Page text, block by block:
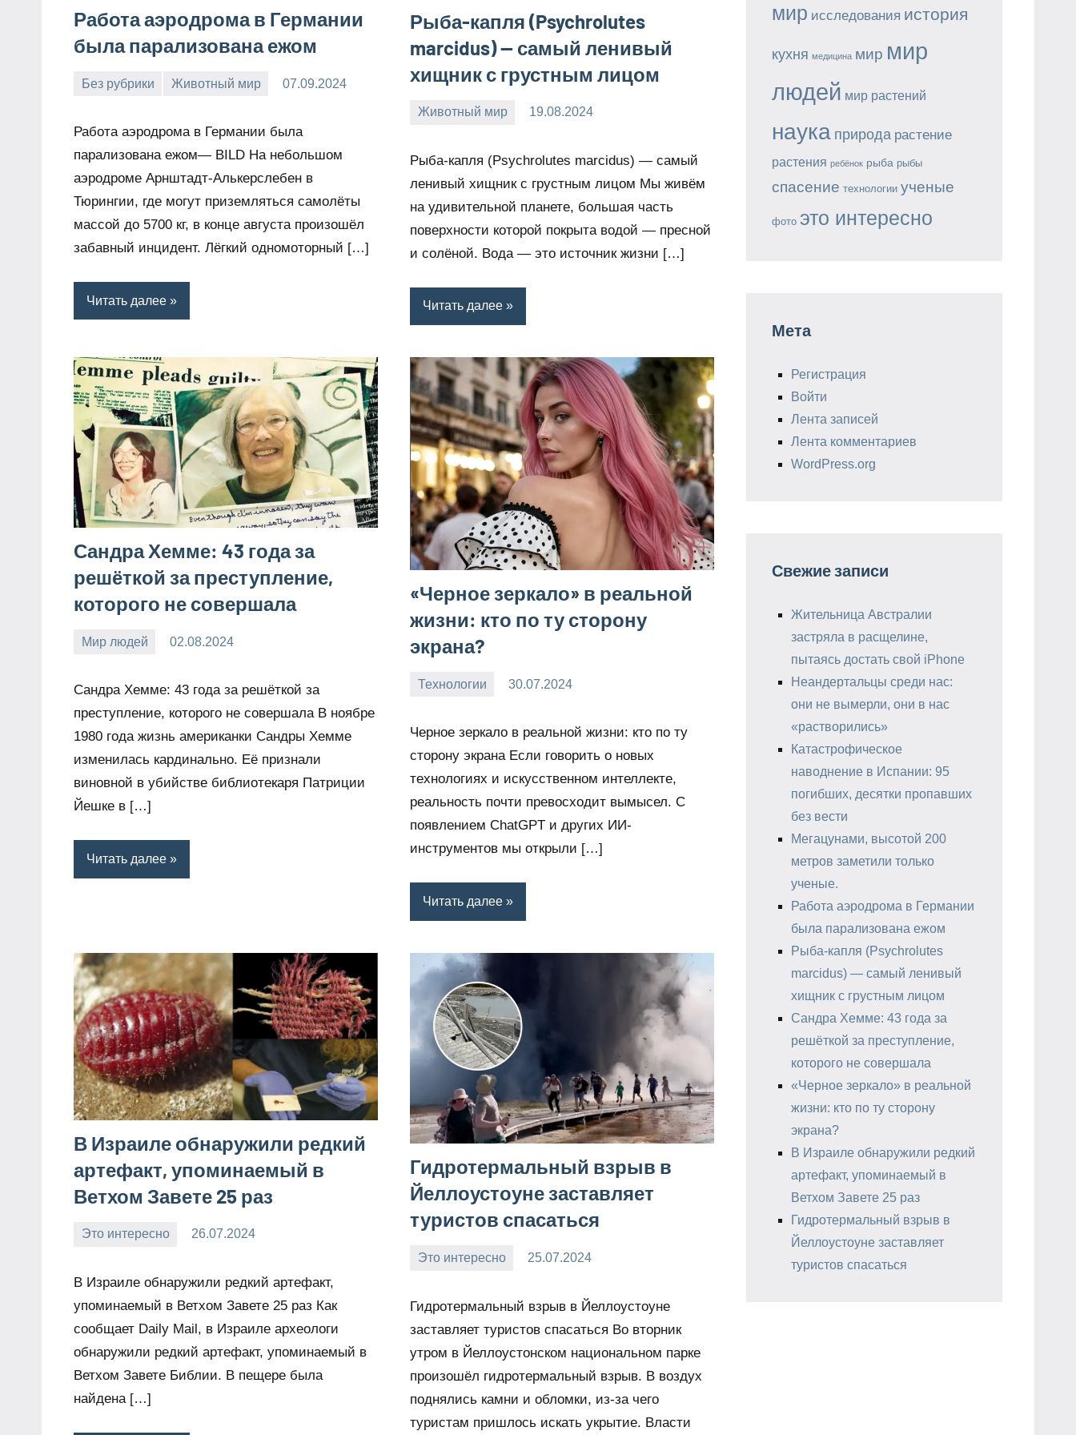
Работа аэродрома в Германии
была парализована ежом
Без рубрики Животный мир
07.09.2024
Snow_owl
Работа аэродрома в Германии была
парализована ежом— BILD На небольшом
аэродроме Арнштадт-Алькерслебен в
Тюрингии, где могут приземляться самолёты
массой до 5700 кг, в конце августа произошёл
забавный инцидент. Лёгкий одномоторный […]
Читать далее
Рыба-капля (Psychrolutes
marcidus) — самый ленивый
хищник с грустным лицом
Животный мир
19.08.2024
Рыба-капля (Psychrolutes marcidus) — самый
ленивый хищник с грустным лицом Мы живём
на удивительной планете, большая часть
поверхности которой покрыта водой — пресной
и солёной. Вода — это источник жизни […]
Читать далее
Сандра Хемме: 43 года за
решёткой за преступление,
которого не совершала
Мир людей
02.08.2024
Snow_owl
Сандра Хемме: 43 года за решёткой за
преступление, которого не совершала В ноябре
1980 года жизнь американки Сандры Хемме
изменилась кардинально. Её признали
виновной в убийстве библиотекаря Патриции
Йешке в […]
Читать далее
«Черное зеркало» в реальной
жизни: кто по ту сторону
экрана?
Технологии
30.07.2024
Черное зеркало в реальной жизни: кто по ту
сторону экрана Если говорить о новых
технологиях и искусственном интеллекте,
реальность почти превосходит вымысел. С
появлением ChatGPT и других ИИ-
инструментов мы открыли […]
Читать далее
В Израиле обнаружили редкий
артефакт, упоминаемый в
Ветхом Завете 25 раз
Это интересно
26.07.2024
В Израиле обнаружили редкий артефакт,
упоминаемый в Ветхом Завете 25 раз Как
сообщает Daily Mail, в Израиле археологи
обнаружили редкий артефакт, упоминаемый в
Ветхом Завете Библии. В пещере была
найдена […]
Гидротермальный взрыв в
Йеллоустоуне заставляет
туристов спасаться
Это интересно
25.07.2024
Гидротермальный взрыв в Йеллоустоуне
заставляет туристов спасаться Во вторник
утром в Йеллоустонском национальном парке
произошёл гидротермальный взрыв. В воздух
поднялись камни и обломки, из-за чего
туристам пришлось искать укрытие. Власти
мир исследования история
кухня медицина мир мир
людей мир растений
наука природа растение
растения ребёнок рыба рыбы
спасение технологии ученые
фото это интересно
Мета
Регистрация
Войти
Лента записей
Лента комментариев
WordPress.org
Свежие записи
Жительница Австралии
застряла в расщелине,
пытаясь достать свой iPhone
Неандертальцы среди нас:
они не вымерли, они в нас
«растворились»
Катастрофическое
наводнение в Испании: 95
погибших, десятки пропавших
без вести
Мегацунами, высотой 200
метров заметили только
ученые.
Работа аэродрома в Германии
была парализована ежом
Рыба-капля (Psychrolutes
marcidus) — самый ленивый
хищник с грустным лицом
Сандра Хемме: 43 года за
решёткой за преступление,
которого не совершала
«Черное зеркало» в реальной
жизни: кто по ту сторону
экрана?
В Израиле обнаружили редкий
артефакт, упоминаемый в
Ветхом Завете 25 раз
Гидротермальный взрыв в
Йеллоустоуне заставляет
туристов спасаться